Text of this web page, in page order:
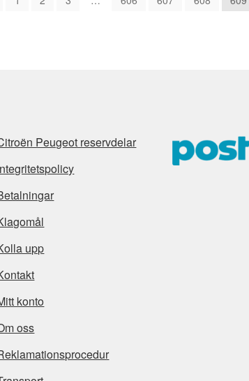
Peugeot reservdelar
upp
konto
oss